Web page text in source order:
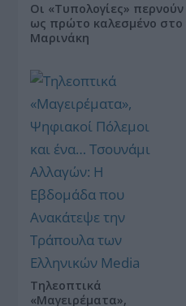
Οι «Τυπολογίες»
ως πρώτο καλεσμένο
Μαρινάκη
Τηλεοπτικά
«Μαγειρέματα»,